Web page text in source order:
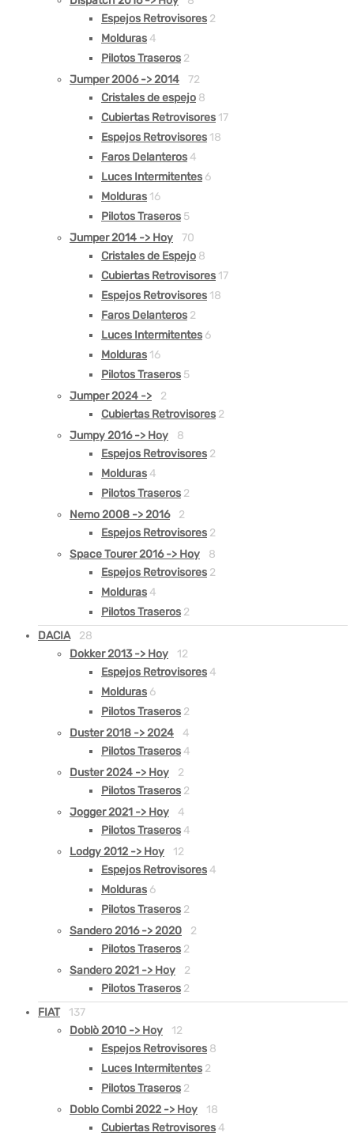
Espejos Retrovisores 2
Molduras 4
Pilotos Traseros 2
Jumper 2006 -> 2014
72
Cristales de espejo 8
Cubiertas Retrovisores 17
Espejos Retrovisores 18
Faros Delanteros 4
Luces Intermitentes 6
Molduras 16
Pilotos Traseros 5
Jumper 2014 -> Hoy
70
Cristales de Espejo 8
Cubiertas Retrovisores 17
Espejos Retrovisores 18
Faros Delanteros 2
Luces Intermitentes 6
Molduras 16
Pilotos Traseros 5
Jumper 2024 ->
2
Cubiertas Retrovisores 2
Jumpy 2016 -> Hoy
8
Espejos Retrovisores 2
Molduras 4
Pilotos Traseros 2
Nemo 2008 -> 2016
2
Espejos Retrovisores 2
Space Tourer 2016 -> Hoy
8
Espejos Retrovisores 2
Molduras 4
Pilotos Traseros 2
DACIA
28
Dokker 2013 -> Hoy
12
Espejos Retrovisores 4
Molduras 6
Pilotos Traseros 2
Duster 2018 -> 2024
4
Pilotos Traseros 4
Duster 2024 -> Hoy
2
Pilotos Traseros 2
Jogger 2021 -> Hoy
4
Pilotos Traseros 4
Lodgy 2012 -> Hoy
12
Espejos Retrovisores 4
Molduras 6
Pilotos Traseros 2
Sandero 2016 -> 2020
2
Pilotos Traseros 2
Sandero 2021 -> Hoy
2
Pilotos Traseros 2
FIAT
137
Doblò 2010 -> Hoy
12
Espejos Retrovisores 8
Luces Intermitentes 2
Pilotos Traseros 2
Doblo Combi 2022 -> Hoy
18
Cubiertas Retrovisores 4